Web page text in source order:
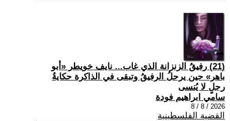
(21) رفيقُ الزنزانة الذي غاب... نايف خويطر «أبو
باهر» حين يرحلُ الرفيقُ وتبقى في الذاكرة حكايةُ
رجلٍ لا يُنسى
سامي ابراهيم فودة
2026 / 8 / 8
القضية الفلسطينية